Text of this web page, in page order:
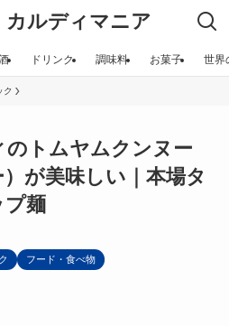
カルディマニア
ドリンク 調味料 お菓子 世界
ク
のトムヤムクンヌー
が美味しい｜本場タ
プ麺
フード・食べ物